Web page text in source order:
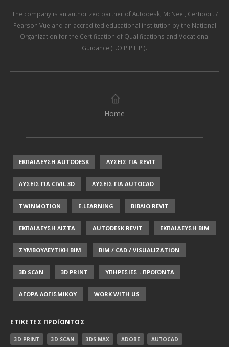
The company is an authorized partner ofAutodesk, McNeel Certiport /
Pearson Vue and an accredited educational institution by the National
Organization for the Certification of Qualifications and Vocational
Guidance (E.O.P.P.E.P.).
Home
ΕΚΠΑΙΔΕΥΣΗ AUTODESK ΛΥΣΕΙΣ ΓΙΑ REVIT
ΛΥΣΕΙΣ ΓΙΑ CIVIL 3D ΛΥΣΕΙΣ ΓΙΑ AUTOCAD
TWINMOTION E-LEARNING ΒΙΒΛΙΟ REVIT
ΕΚΠΑΙΔΕΥΣΗ ΛΙΣΤΑ AUTODESK REVIT ΕΚΠΑΙΔΕΥΣΗ ΒΙΜ
ΣΥΜΒΟΥΛΕΥΤΙΚΗ ΒΙΜ BIM / CAD / VISUALIZATION
3D SCAN 3D PRINT ΥΠΗΡΕΣΙΕΣ - ΠΡΟΪΟΝΤΑ
ΑΓΟΡΑ ΛΟΓΙΣΜΙΚΟΥ WORK WITH US
ΕΤΙΚΈΤΕΣ ΠΡΟΪΌΝΤΟΣ
3D PRINT 3D SCAN 3DS MAX ADOBE AUTOCAD